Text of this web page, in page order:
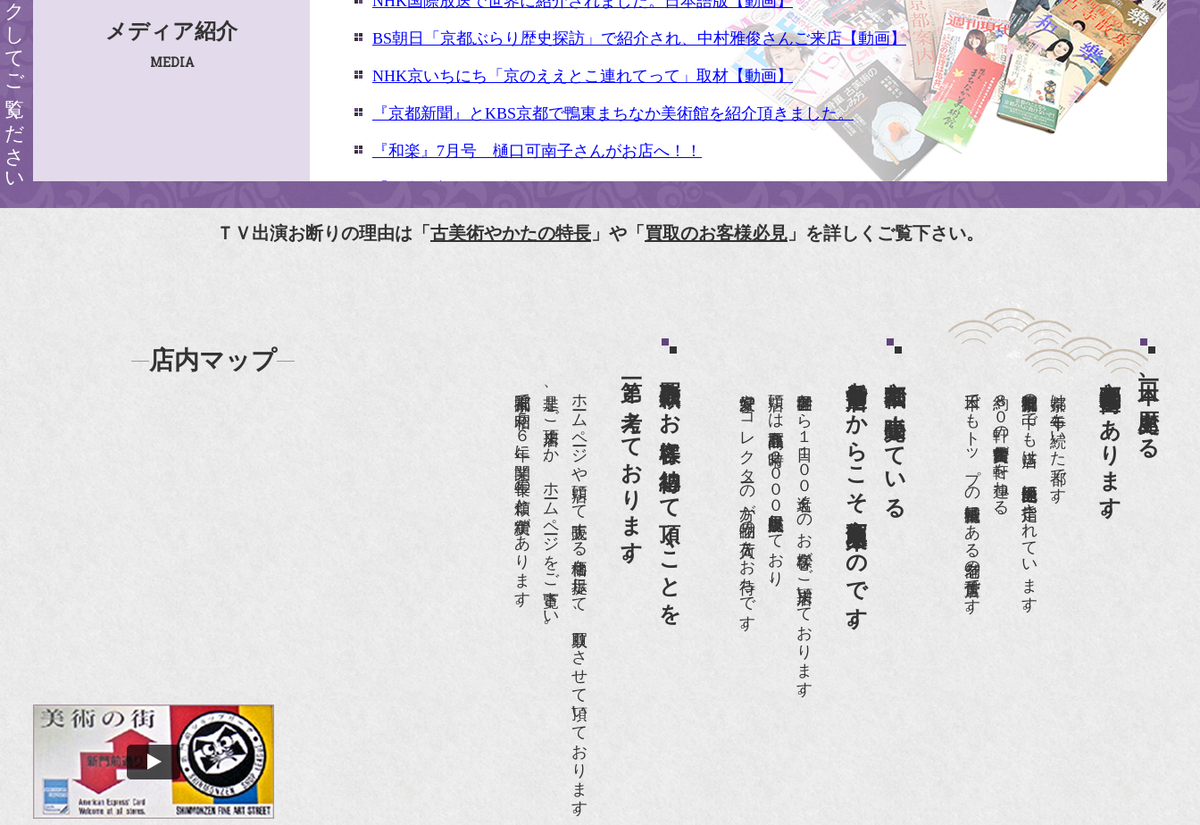
メディア紹介
MEDIA
BS朝日「京都ぶらり歴史探訪」で紹介され、中村雅俊さんご来店【動画】
NHK京いちにち「京のええとこ連れてって」取材【動画】
『京都新聞』とKBS京都で鴨東まちなか美術館を紹介頂きました。
『和楽』7月号 樋口可南子さんがお店へ！！
『樋口可南子の古寺散歩』（5月17日発行）
『FIGARO japon』12月号
『mr partner』2011年2月号
2009年11月 『週刊現代』2009年11月28日号
『Hanako WEST』4月号
『骨董古美術の愉しみ方』（4月16日発行）
『ORANGE travel』2006年 SUMMER
国際交流サービス協会に2017年6月７日紹介頂きました。
ＴＶ出演お断りの理由は「 古美術やかたの特長 」や「 買取のお客様必見 」を詳しくご覧下さい。
店内マップ
日本一、歴史ある
京都祇園骨董街にあります。
京都は千年も続いた都です。
京都祇園骨董街の中でも当店は、歴史的保全地区に指定されています。
約８０軒の古美術骨董商が軒を連ねる、
日本でもトップの祇園骨董街にある老舗の骨董店です。
京都祇園で小売販売している
老舗骨董店だからこそ高価買取出来るのです。
世界各国から１日１００名近くのお客様がご来店頂いております。
店頭には買取商品を常時２０００点以上展示販売しており、
愛好家やコレクターの方が品物の入荷をお待ちです。
買取依頼のお客様に納得して頂くことを
第一と考えております。
ホームページや店頭にて販売する価格を提示して、買取りさせて頂いております。
是非、ご来店頂くか、ホームページをご覧下さい。
京都祇園で昭和５６年に開業、長年の信頼と実績があります。